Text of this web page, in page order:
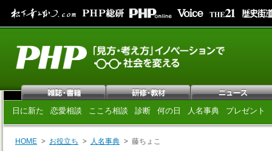
日に新た 恋愛相談 こころ相談 診断 何の日 人名事典 プレゼント
HOME お役立ち 人名事典 藤ちょこ